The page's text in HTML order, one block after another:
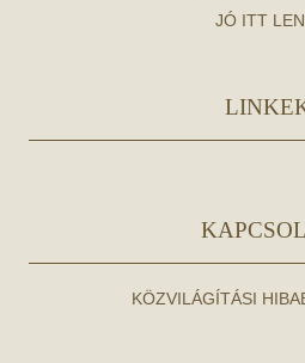
JÓ ITT
KÖZVILÁGÍTÁSI